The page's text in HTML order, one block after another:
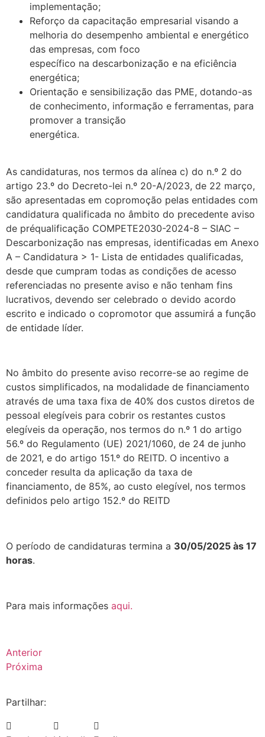
implementação;
Reforço da capacitação empresarial visando a
melhoria do desempenho ambiental e energético
das empresas, com foco
específico na descarbonização e na eficiência
energética;
Orientação e sensibilização das PME, dotando-as
de conhecimento, informação e ferramentas, para
promover a transição
energética.
As candidaturas, nos termos da alínea c) do n.º 2 do
artigo 23.º do Decreto-lei n.º 20-A/2023, de 22 março,
são apresentadas em copromoção pelas entidades com
candidatura qualificada no âmbito do precedente aviso
de préqualificação COMPETE2030-2024-8 – SIAC –
Descarbonização nas empresas, identificadas em Anexo
A – Candidatura > 1- Lista de entidades qualificadas,
desde que cumpram todas as condições de acesso
referenciadas no presente aviso e não tenham fins
lucrativos, devendo ser celebrado o devido acordo
escrito e indicado o copromotor que assumirá a função
de entidade líder.
No âmbito do presente aviso recorre-se ao regime de
custos simplificados, na modalidade de financiamento
através de uma taxa fixa de 40% dos custos diretos de
pessoal elegíveis para cobrir os restantes custos
elegíveis da operação, nos termos do n.º 1 do artigo
56.º do Regulamento (UE) 2021/1060, de 24 de junho
de 2021, e do artigo 151.º do REITD. O incentivo a
conceder resulta da aplicação da taxa de
financiamento, de 85%, ao custo elegível, nos termos
definidos pelo artigo 152.º do REITD
O período de candidaturas termina a 30/05/2025 às 17
horas.
Para mais informações aqui.
Anterior
Próxima
Partilhar: